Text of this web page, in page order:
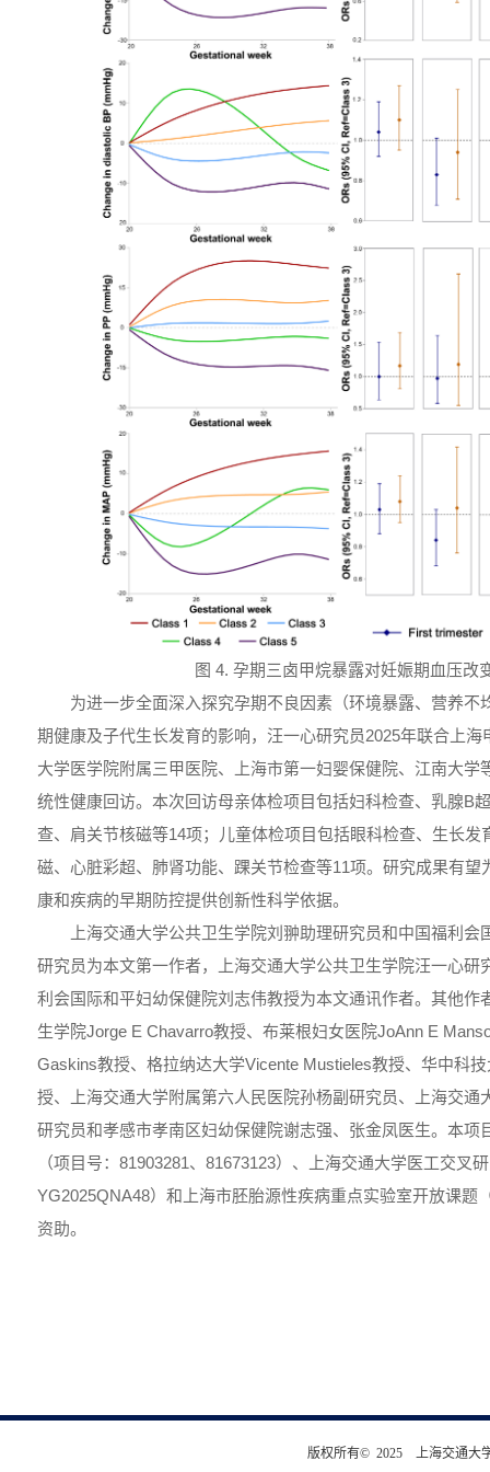
版权所有© 2025 上海交通大
图 4. 孕期三卤甲烷暴露对妊娠期血压改
为进一步全面深入探究孕期不良因素（环境暴露、营养不
期健康及子代生长发育的影响，汪一心研究员2025年联合上
大学医学院附属三甲医院、上海市第一妇婴保健院、江南大学
统性健康回访。本次回访母亲体检项目包括妇科检查、乳腺B
查、肩关节核磁等14项；儿童体检项目包括眼科检查、生长发
磁、心脏彩超、肺肾功能、踝关节检查等11项。研究成果有望
康和疾病的早期防控提供创新性科学依据。
上海交通大学公共卫生学院刘翀助理研究员和中国福利
研究员为本文第一作者，上海交通大学公共卫生学院汪一心研
利会国际和平妇幼保健院刘志伟教授为本文通讯作者。其他作
生学院Jorge E Chavarro教授、布莱根妇女医院JoAnn E
Gaskins教授、格拉纳达大学Vicente Mustieles教授、华中科
授、上海交通大学附属第六人民医院孙杨副研究员、上海交通
研究员和孝感市孝南区妇幼保健院谢志强、张金凤医生。本项
（项目号：81903281、81673123）、上海交通大学医工交叉
YG2025QNA48）和上海市胚胎源性疾病重点实验室开放课题
资助。